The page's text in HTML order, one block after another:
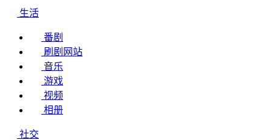
生活
番剧
刷剧网站
音乐
游戏
视频
相册
社交